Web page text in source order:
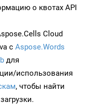
о квотах API
Cloud
с Aspose.Words
для
использования
, чтобы найти